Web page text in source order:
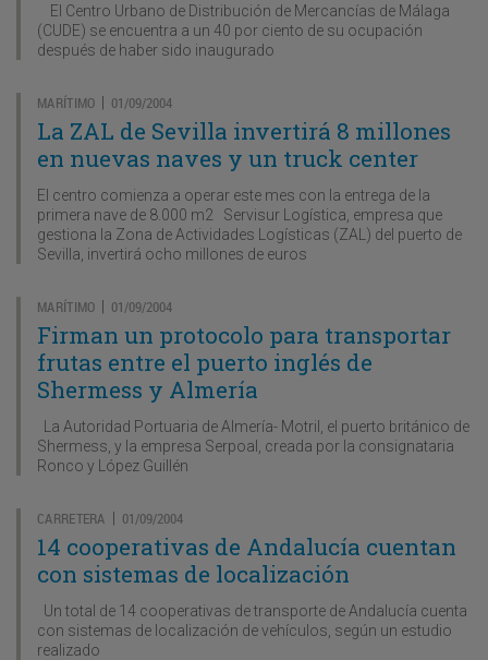
El Centro Urbano de Distribución de Mercancías de Málaga
(CUDE) se encuentra a un 40 por ciento de su ocupación
después de haber sido inaugurado
MARÍTIMO | 01/09/2004
La ZAL de Sevilla invertirá 8 millones
en nuevas naves y un truck center
El centro comienza a operar este mes con la entrega de la
primera nave de 8.000 m2 Servisur Logística, empresa que
gestiona la Zona de Actividades Logísticas (ZAL) del puerto de
Sevilla, invertirá ocho millones de euros
MARÍTIMO | 01/09/2004
Firman un protocolo para transportar
frutas entre el puerto inglés de
Shermess y Almería
La Autoridad Portuaria de Almería- Motril, el puerto británico de
Shermess, y la empresa Serpoal, creada por la consignataria
Ronco y López Guillén
CARRETERA | 01/09/2004
14 cooperativas de Andalucía cuentan
con sistemas de localización
Un total de 14 cooperativas de transporte de Andalucía cuenta
con sistemas de localización de vehículos, según un estudio
realizado